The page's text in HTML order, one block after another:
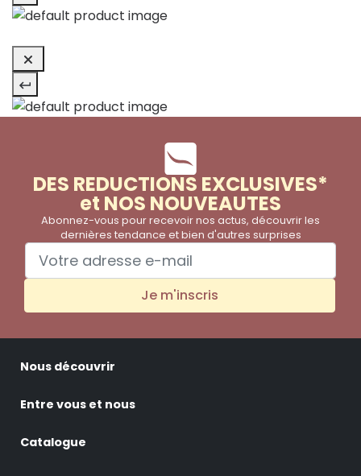
DES REDUCTIONS EXCLUSIVES*
et NOS NOUVEAUTES
Abonnez-vous pour recevoir nos actus, découvrir les
dernières tendance et bien d'autres surprises
Je m'inscris
Nous découvrir
Entre vous et nous
Catalogue